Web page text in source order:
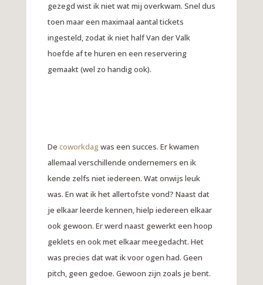
gezegd wist ik niet wat mij overkwam. Snel dus
toen maar een maximaal aantal tickets
ingesteld, zodat ik niet half Van der Valk
hoefde af te huren en een reservering
gemaakt (wel zo handig ook).
De coworkdagwas een succes. Er kwamen
allemaal verschillende ondernemers en ik
kende zelfs niet iedereen. Wat onwijs leuk
was. En wat ik het allertofste vond? Naast dat
je elkaar leerde kennen, hielp iedereen elkaar
ook gewoon. Er werd naast gewerkt een hoop
geklets en ook met elkaar meegedacht. Het
was precies dat wat ik voor ogen had. Geen
pitch, geen gedoe. Gewoon zijn zoals je bent.